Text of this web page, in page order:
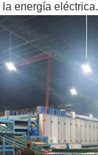
energía eléctrica.